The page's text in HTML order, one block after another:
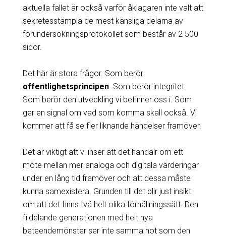
aktuella fallet är också varför åklagaren inte valt att
sekretesstämpla de mest känsliga delarna av
förundersökningsprotokollet som består av 2 500
sidor.
Det här är stora frågor. Som berör
offentlighetsprincipen. Som berör integritet.
Som berör den utveckling vi befinner oss i. Som
ger en signal om vad som komma skall också. Vi
kommer att få se fler liknande händelser framöver.
Det är viktigt att vi inser att det handalr om ett
möte mellan mer analoga och digitala värderingar
under en lång tid framöver och att dessa måste
kunna samexistera. Grunden till det blir just insikt
om att det finns två helt olika förhållningssätt. Den
fildelande generationen med helt nya
beteendemönster ser inte samma hot som den